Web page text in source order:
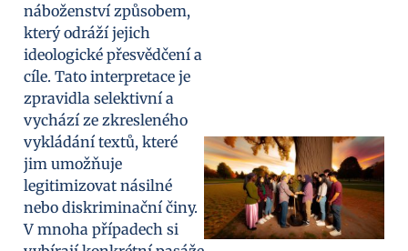
náboženství způsobem,
který odráží jejich
ideologické přesvědčení a
cíle. Tato interpretace je
zpravidla selektivní a
vychází ze zkresleného
vykládání textů, které
jim umožňuje
legitimizovat násilné
nebo diskriminační činy.
V mnoha případech si